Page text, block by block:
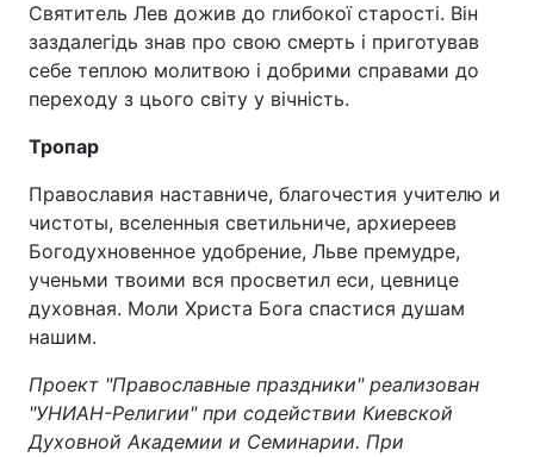
Тема оформлення
Святитель Лев дожив до глибокої старості. Він
заздалегідь знав про свою смерть і приготував
себе теплою молитвою і добрими справами до
переходу з цього світу у вічність.
Тропар
Православия наставниче, благочестия учителю и
чистоты, вселенныя светильниче, архиереев
Богодухновенное удобрение, Льве премудре,
ученьми твоими вся просветил еси, цевнице
духовная. Моли Христа Бога спастися душам
нашим.
Проект "Православные праздники" реализован
"УНИАН-Религии" при содействии Киевской
Духовной Академии и Семинарии. При